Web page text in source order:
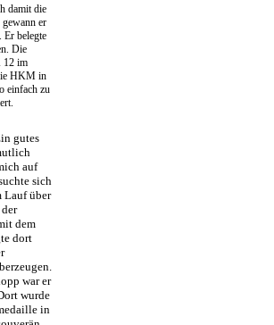
damit die
er
Er belegte
Die
12 im
HKM in
einfach zu
gutes
auf
sich
Lauf über
dem
dort
war er
wurde
in